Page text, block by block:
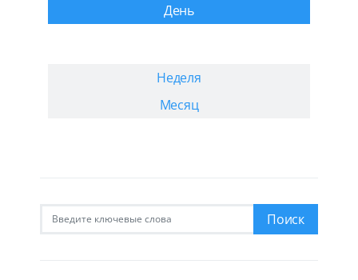
День
Неделя
Месяц
Поиск